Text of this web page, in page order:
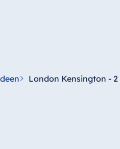
London Kensington -